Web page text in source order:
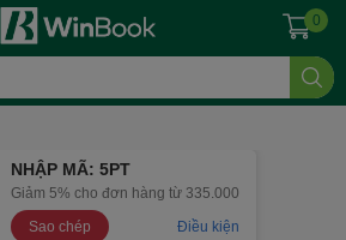
0
NHẬP MÃ: 5PT
Giảm 5% cho đơn hàng từ 335.000
Sao chép
Điều kiện